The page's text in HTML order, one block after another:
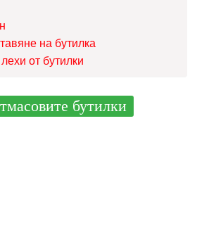
на бутилка
от бутилки
бутилки